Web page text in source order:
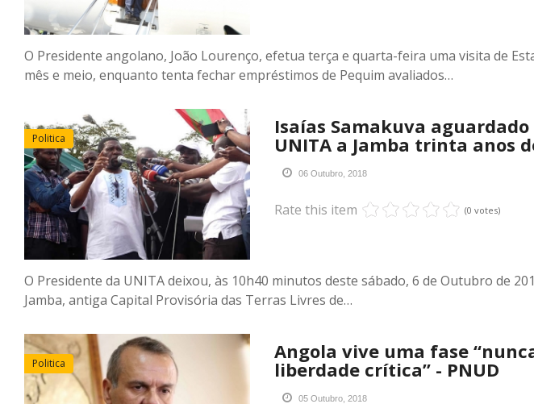
O Presidente angolano, João Lourenço, efetua terça e quarta-feira uma visita de
mês e meio, enquanto tenta fechar empréstimos de Pequim avaliados…
Politica
Isaías Samakuva
UNITA a Jamba trinta anos
06 Outubro, 2018
Rate this item (0 votes)
O Presidente da UNITA deixou, às 10h40 minutos deste sábado, 6 de Outubro de
Jamba, antiga Capital Provisória das Terras Livres de…
Politica
Angola vive uma fase
liberdade crítica” - PNUD
05 Outubro, 2018